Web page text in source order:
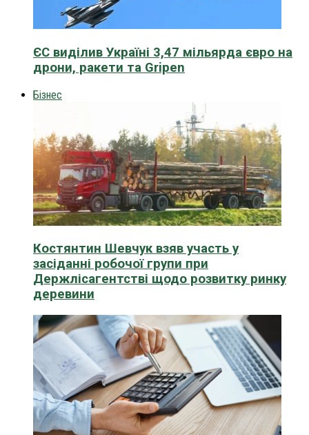
ЄС виділив Україні 3,47 мільярда євро на
дрони, ракети та Gripen
Бізнес
Костянтин Шевчук взяв участь у
засіданні робочої групи при
Держлісагентстві щодо розвитку ринку
деревини